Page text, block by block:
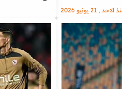
, 21 يونيو 2026